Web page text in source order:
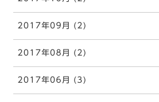
2017年09月 (2)
2017年08月 (2)
2017年06月 (3)